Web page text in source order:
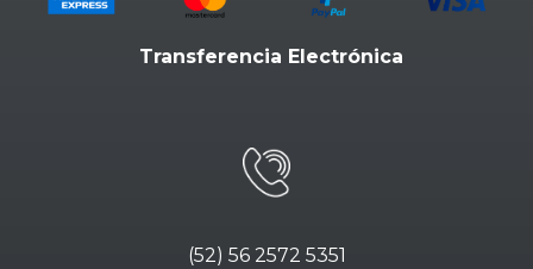
Transferencia Electrónica
(52) 56 2572 5351